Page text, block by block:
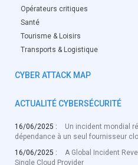
Opérateurs critiques
Santé
Tourisme & Loisirs
Transports & Logistique
CYBER ATTACK MAP
ACTUALITÉ CYBERSÉCURITÉ
16/06/2025 :
Un incident mondial
dépendance à un seul fournisseur
16/06/2025 :
A Global Incident
Single Cloud Provider